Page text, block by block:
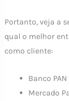
Portanto, veja a
qual o melhor
como cliente:
Banco PAN
Mercado